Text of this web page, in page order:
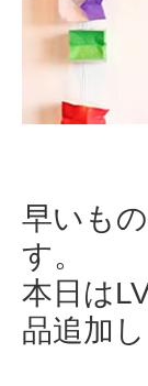
早いも
す。
本日は
品追加し